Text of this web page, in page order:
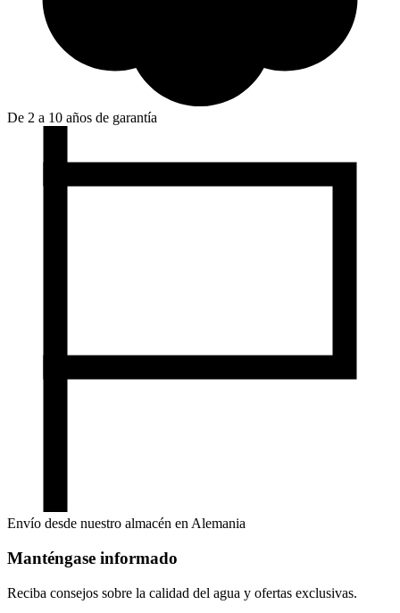
De 2 a 10 años de garantía
Envío desde nuestro almacén en Alemania
Manténgase informado
Reciba consejos sobre la calidad del agua y ofertas exclusivas.